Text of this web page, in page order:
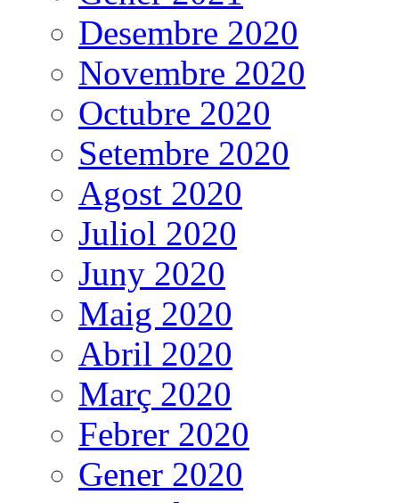
Desembre 2020
Novembre 2020
Octubre 2020
Setembre 2020
Agost 2020
Juliol 2020
Juny 2020
Maig 2020
Abril 2020
Març 2020
Febrer 2020
Gener 2020